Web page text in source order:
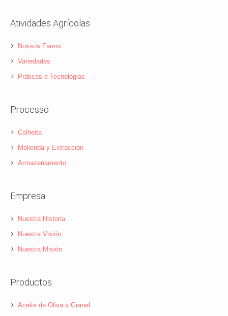
Atividades Agrícolas
Nossos Farms
Variedades
Práticas e Tecnologias
Processo
Colheita
Molienda y Extracción
Armazenamento
Empresa
Nuestra Historia
Nuestra Visión
Nuestra Misión
Productos
Aceite de Oliva a Granel